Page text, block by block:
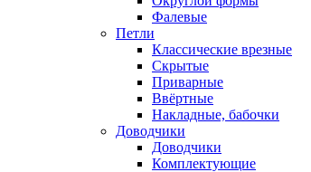
Фалевые
Петли
Классические врезные
Скрытые
Приварные
Ввёртные
Накладные, бабочки
Доводчики
Доводчики
Комплектующие